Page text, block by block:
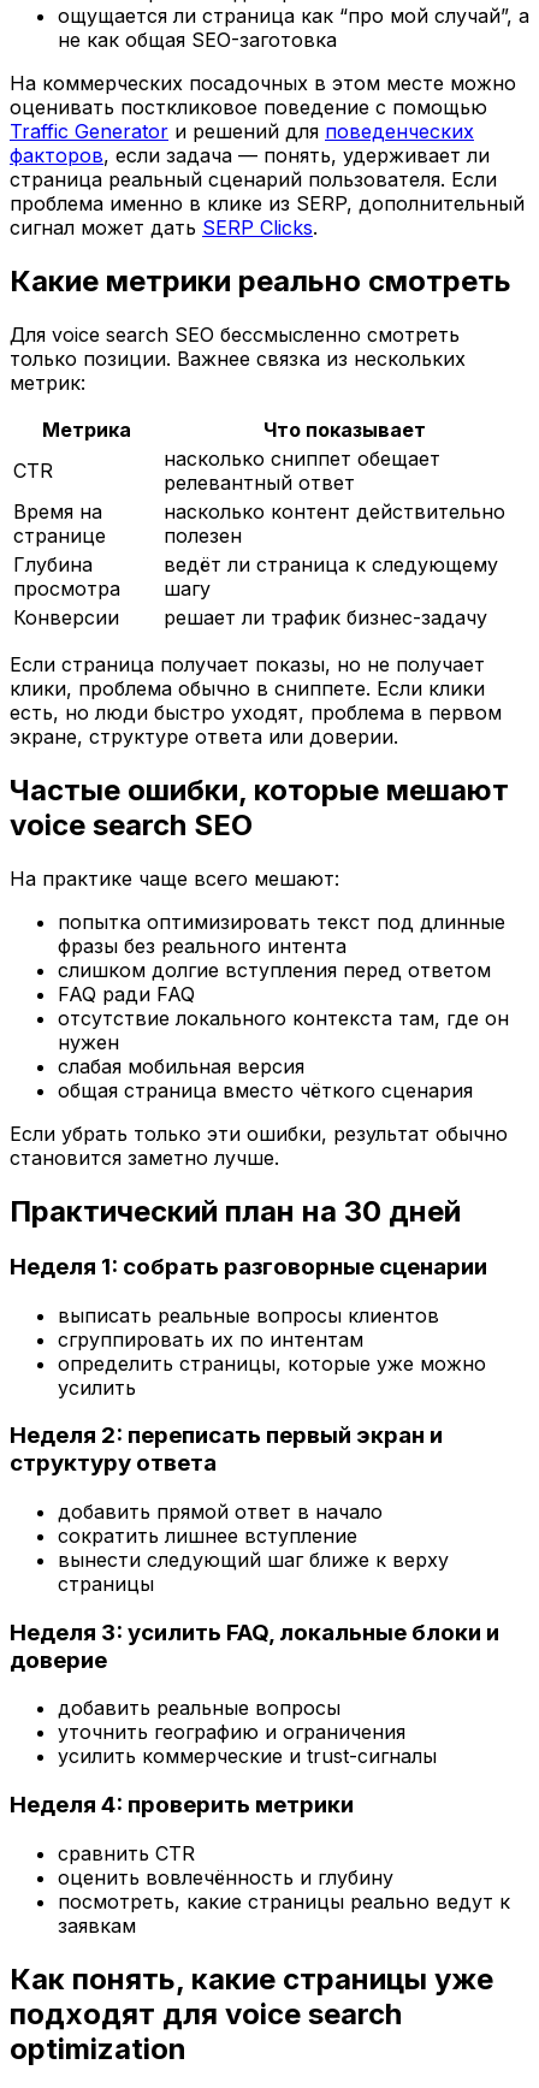
ощущается ли страница как “про мой случай”, а
не как общая SEO-заготовка
На коммерческих посадочных в этом месте можно
оценивать посткликовое поведение с помощью
Traffic Generator и решений для поведенческих
факторов, если задача — понять, удерживает ли
страница реальный сценарий пользователя. Если
проблема именно в клике из SERP, дополнительный
сигнал может дать SERP Clicks.
Какие метрики реально смотреть
Для voice search SEO бессмысленно смотреть
только позиции. Важнее связка из нескольких
метрик:
Метрика
Что показывает
CTR
насколько сниппет обещает
релевантный ответ
Время на
странице
насколько контент действительно
полезен
Глубина
просмотра
ведёт ли страница к следующему
шагу
Конверсии
решает ли трафик бизнес-задачу
Если страница получает показы, но не получает
клики, проблема обычно в сниппете. Если клики
есть, но люди быстро уходят, проблема в первом
экране, структуре ответа или доверии.
Частые ошибки, которые мешают
voice search SEO
На практике чаще всего мешают:
попытка оптимизировать текст под длинные
фразы без реального интента
слишком долгие вступления перед ответом
FAQ ради FAQ
отсутствие локального контекста там, где он
нужен
слабая мобильная версия
общая страница вместо чёткого сценария
Если убрать только эти ошибки, результат обычно
становится заметно лучше.
Практический план на 30 дней
Неделя 1: собрать разговорные сценарии
выписать реальные вопросы клиентов
сгруппировать их по интентам
определить страницы, которые уже можно
усилить
Неделя 2: переписать первый экран и
структуру ответа
добавить прямой ответ в начало
сократить лишнее вступление
вынести следующий шаг ближе к верху
страницы
Неделя 3: усилить FAQ, локальные блоки и
доверие
добавить реальные вопросы
уточнить географию и ограничения
усилить коммерческие и trust-сигналы
Неделя 4: проверить метрики
сравнить CTR
оценить вовлечённость и глубину
посмотреть, какие страницы реально ведут к
заявкам
Как понять, какие страницы уже
подходят для voice search
optimization